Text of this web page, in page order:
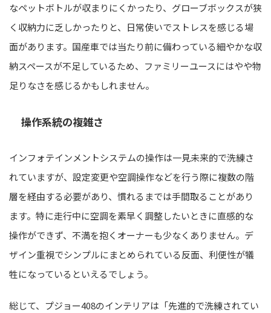
なペットボトルが収まりにくかったり、グローブボックスが狭
く収納力に乏しかったりと、日常使いでストレスを感じる場
面があります。国産車では当たり前に備わっている細やかな収
納スペースが不足しているため、ファミリーユースにはやや物
足りなさを感じるかもしれません。
操作系統の複雑さ
インフォテインメントシステムの操作は一見未来的で洗練さ
れていますが、設定変更や空調操作などを行う際に複数の階
層を経由する必要があり、慣れるまでは手間取ることがあり
ます。特に走行中に空調を素早く調整したいときに直感的な
操作ができず、不満を抱くオーナーも少なくありません。デ
ザイン重視でシンプルにまとめられている反面、利便性が犠
牲になっているといえるでしょう。
総じて、プジョー408のインテリアは「先進的で洗練されてい